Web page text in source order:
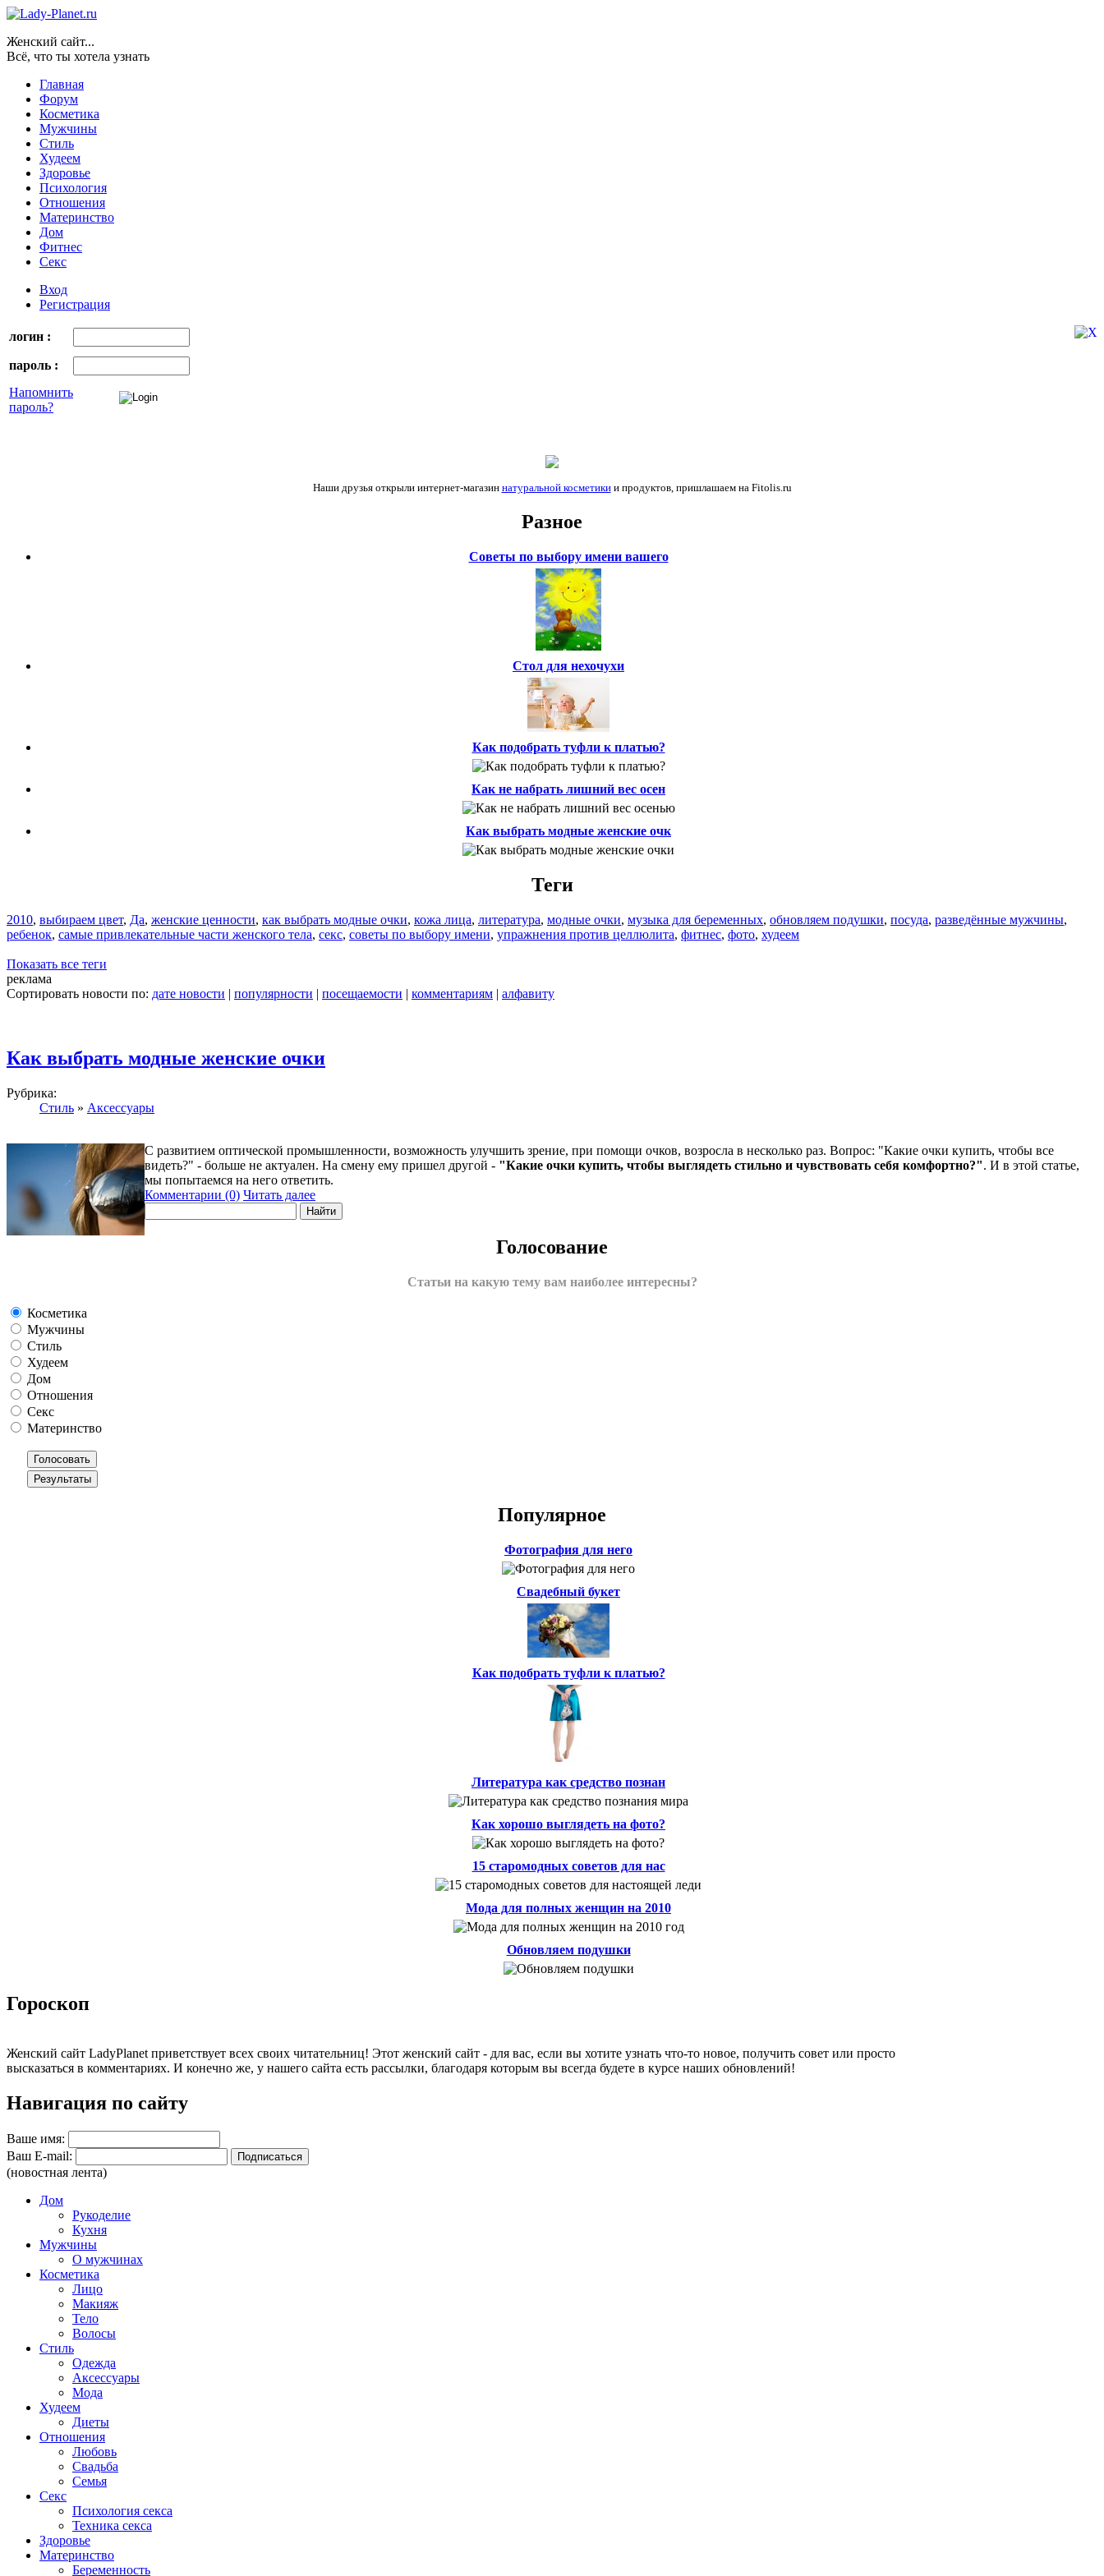
Женский сайт...
Всё, что ты хотела узнать
Главная
Форум
Косметика
Мужчины
Стиль
Худеем
Здоровье
Психология
Отношения
Материнство
Дом
Фитнес
Секс
Вход
Регистрация
логин :
пароль :
Напомнить
пароль?
Наши друзья открыли интернет-магазин натуральной косметикии продуктов, пришлашаем на Fitolis.ru
Разное
Советы по выбору имени вашего
Стол для нехочухи
Как подобрать туфли к платью?
Как не набрать лишний вес осен
Как выбрать модные женские очк
Теги
2010, выбираем цвет, Да, женские ценности, как выбрать модные очки, кожа лица, литература, модные очки, музыка для беременных, обновляем подушки, посуда, разведённые мужчины,
ребенок, самые привлекательные части женского тела, секс, советы по выбору имени, упражнения против целлюлита, фитнес, фото, худеем
Показать все теги
реклама
Сортировать новости по: дате новости | популярности | посещаемости | комментариям | алфавиту
Как выбрать модные женские очки
Рубрика:
Стиль » Аксессуары
С развитием оптической промышленности, возможность улучшить зрение, при помощи очков, возросла в несколько раз. Вопрос: "Какие очки купить, чтобы все
видеть?" - больше не актуален. На смену ему пришел другой - "Какие очки купить, чтобы выглядеть стильно и чувствовать себя комфортно?". И в этой статье,
мы попытаемся на него ответить.
Комментарии (0) Читать далее
Голосование
Статьи на какую тему вам наиболее интересны?
Косметика
Мужчины
Стиль
Худеем
Дом
Отношения
Секс
Материнство
Популярное
Фотография для него
Свадебный букет
Как подобрать туфли к платью?
Литература как средство познан
Как хорошо выглядеть на фото?
15 старомодных советов для нас
Мода для полных женщин на 2010
Обновляем подушки
Гороскоп
Женский сайт LadyPlanet приветствует всех своих читательниц! Этот женский сайт - для вас, если вы хотите узнать что-то новое, получить совет или просто
высказаться в комментариях. И конечно же, у нашего сайта есть рассылки, благодаря которым вы всегда будете в курсе наших обновлений!
Навигация по сайту
Ваше имя:
Ваш E-mail:
(новостная лента)
Дом
Рукоделие
Кухня
Мужчины
О мужчинах
Косметика
Лицо
Макияж
Тело
Волосы
Стиль
Одежда
Аксессуары
Мода
Худеем
Диеты
Отношения
Любовь
Свадьба
Семья
Секс
Психология секса
Техника секса
Здоровье
Материнство
Беременность